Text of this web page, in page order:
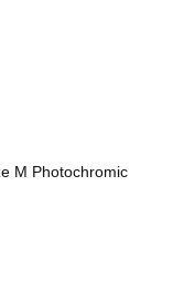
M Photochromic